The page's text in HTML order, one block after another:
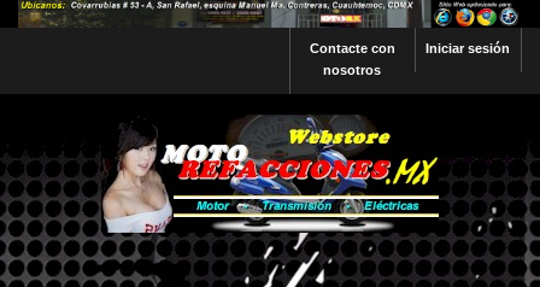
Iniciar sesión
Contacte con
nosotros